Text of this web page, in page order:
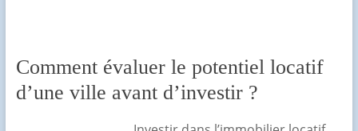
Comment évaluer le potentiel locatif
d’une ville avant d’investir ?